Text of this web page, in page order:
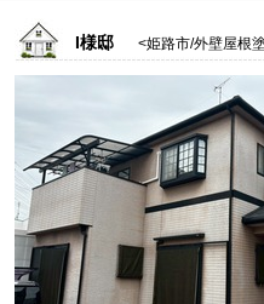
I様邸 <姫路市/外壁屋根